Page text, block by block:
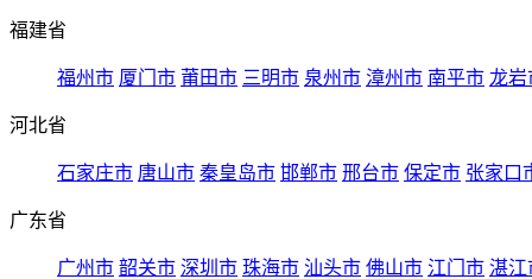
福建省
福州市 厦门市 莆田市 三明市 泉州市 漳州市 南平市 龙岩
河北省
石家庄市 唐山市 秦皇岛市 邯郸市 邢台市 保定市 张家口
广东省
广州市 韶关市 深圳市 珠海市 汕头市 佛山市 江门市 湛江